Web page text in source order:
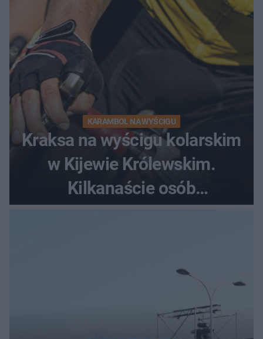
KARAMBOL NA WYŚCIGU
Kraksa na wyścigu kolarskim
w Kijewie Królewskim.
Kilkanaście osób